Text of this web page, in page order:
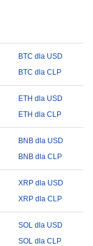
BTC dla USD
BTC dla CLP
ETH dla USD
ETH dla CLP
BNB dla USD
BNB dla CLP
XRP dla USD
XRP dla CLP
SOL dla USD
SOL dla CLP